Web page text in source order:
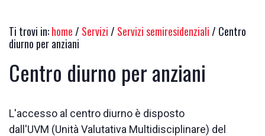
Ti trovi in:home / Servizi / Servizi semiresidenziali / Centro
diurno per anziani
Centro diurno per anziani
L'accesso al centro diurno è disposto
dall'UVM (Unità Valutativa Multidisciplinare) del